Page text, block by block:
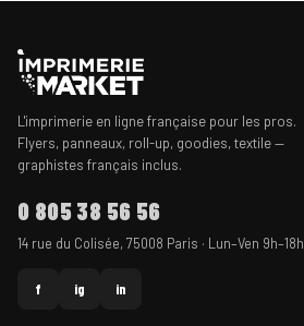
L'imprimerie en ligne française pour les pros.
Flyers, panneaux, roll-up, goodies, textile —
graphistes français inclus.
0 805 38 56 56
14 rue du Colisée, 75008 Paris · Lun–Ven 9h–18h
f ig in